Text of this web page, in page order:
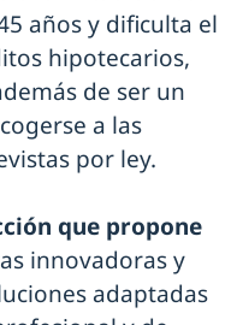
años y dificulta el
hipotecarios,
de ser un
a las
por ley.
que propone
innovadoras y
adaptadas